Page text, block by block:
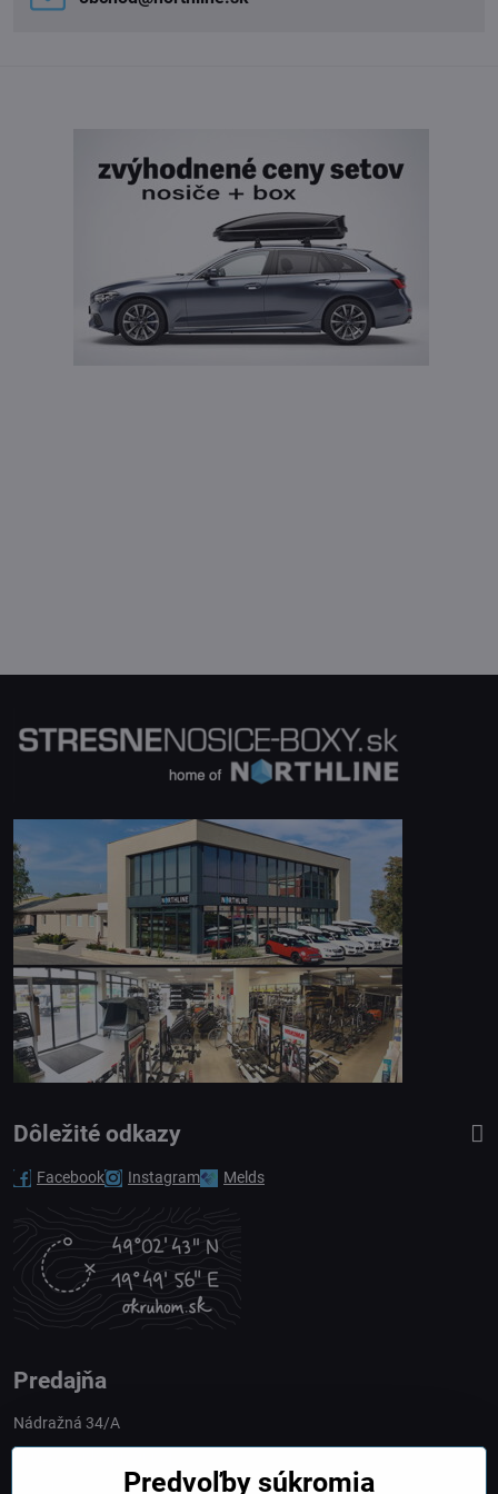
Dôležité odkazy
Facebook Instagram Melds
Predajňa
Nádražná 34/A
Predvoľby súkromia